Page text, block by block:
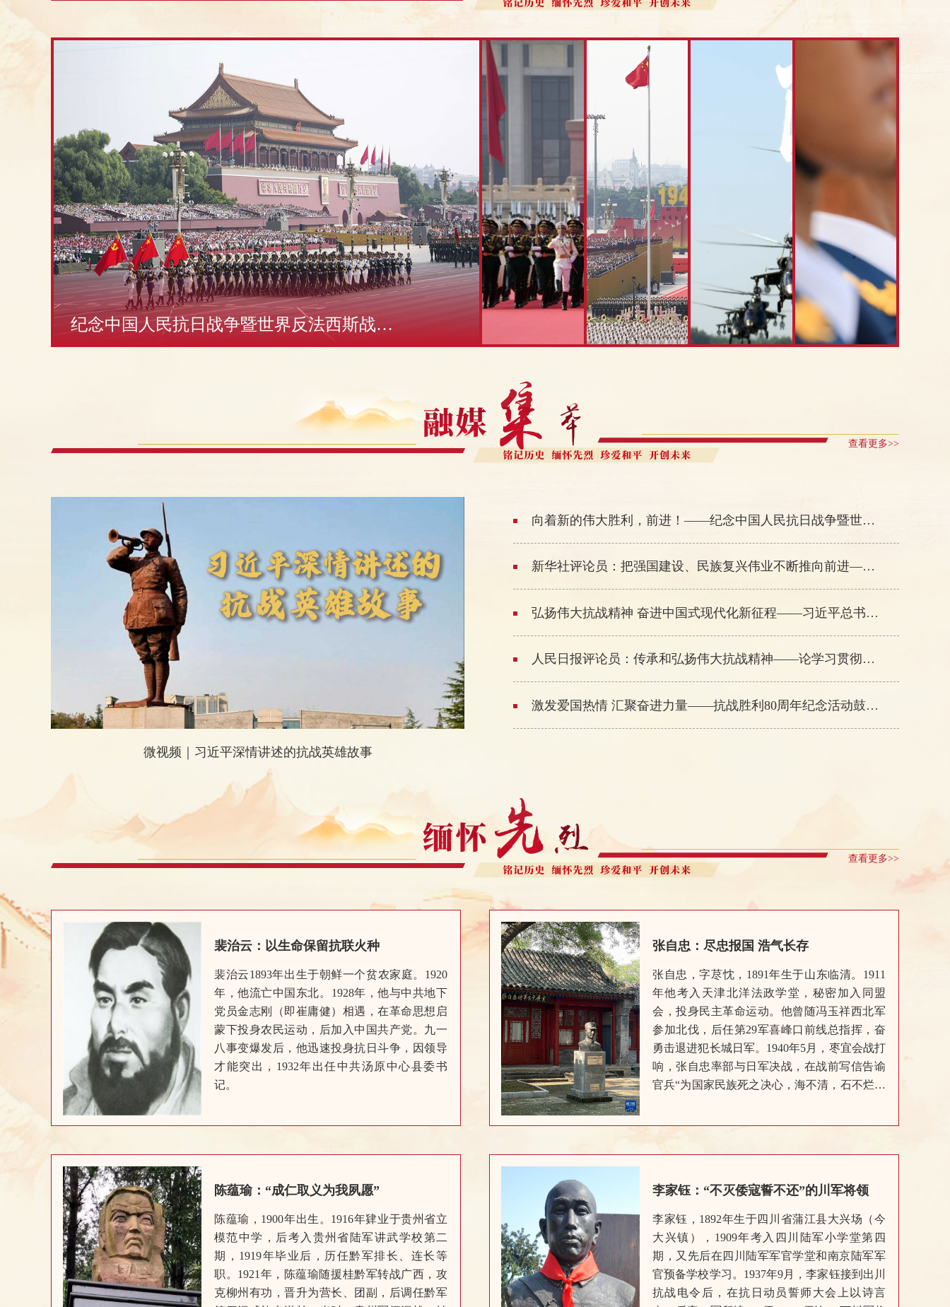
纪念中国人民抗日战争暨世界反法西斯战争胜利80周年大会在京举行
查看更多>>
微视频｜习近平深情讲述的抗战英雄故事
向着新的伟大胜利，前进！——纪念中国人民抗日战争暨世界反法西斯战争胜利80周年大会侧记
新华社评论员：把强国建设、民族复兴伟业不断推向前进——学习贯彻习近平总书记纪念中国人民抗日战争暨世界反法西斯战争胜利80周年系列重要讲话之一
弘扬伟大抗战精神 奋进中国式现代化新征程——习近平总书记在纪念中国人民抗日战争暨世界反法西斯战争胜利80周年大会上的重要讲话激励各地干部群众凝心聚力勇毅前行
人民日报评论员：传承和弘扬伟大抗战精神——论学习贯彻习近平总书记在纪念中国人民抗日战争暨世界反法西斯战争胜利80周年大会上重要讲话
激发爱国热情 汇聚奋进力量——抗战胜利80周年纪念活动鼓舞港澳各界谱写“一国两制”新篇章
查看更多>>
裴治云：以生命保留抗联火种
裴治云1893年出生于朝鲜一个贫农家庭。1920
年，他流亡中国东北。1928年，他与中共地下
党员金志刚（即崔庸健）相遇，在革命思想启
蒙下投身农民运动，后加入中国共产党。九一
八事变爆发后，他迅速投身抗日斗争，因领导
才能突出，1932年出任中共汤原中心县委书
记。
张自忠：尽忠报国 浩气长存
张自忠，字荩忱，1891年生于山东临清。1911
年他考入天津北洋法政学堂，秘密加入同盟
会，投身民主革命运动。他曾随冯玉祥西北军
参加北伐，后任第29军喜峰口前线总指挥，奋
勇击退进犯长城日军。1940年5月，枣宜会战打
响，张自忠率部与日军决战，在战前写信告谕
官兵“为国家民族死之决心，海不清，石不烂，
5000余人赶到，张自忠和官兵被包围。激烈战
斗中，张自忠多处受伤，部下多次劝他撤退，
对副官说：“我力战而死，自问对国家、对民族
可告无愧。”遂壮烈殉国，时年49岁。
陈蕴瑜：“成仁取义为我夙愿”
陈蕴瑜，1900年出生。1916年肄业于贵州省立
模范中学，后考入贵州省陆军讲武学校第二
期，1919年毕业后，历任黔军排长、连长等
职。1921年，陈蕴瑜随援桂黔军转战广西，攻
克柳州有功，晋升为营长、团副，后调任黔军
李家钰：“不灭倭寇誓不还”的川军将领
李家钰，1892年生于四川省蒲江县大兴场（今
大兴镇），1909年考入四川陆军小学堂第四
期，又先后在四川陆军军官学堂和南京陆军军
官预备学校学习。1937年9月，李家钰接到出川
抗战电令后，在抗日动员誓师大会上以诗言